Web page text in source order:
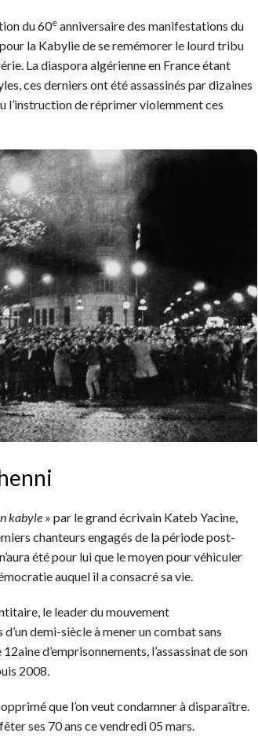
du 60e anniversaire des manifestations du
la Kabylie de se remémorer le lourd tribu
La diaspora algérienne en France étant
ces derniers ont été assassinés par dizaines
l’instruction de réprimer violemment ces
kabyle » par le grand écrivain Kateb Yacine,
chanteurs engagés de la période post-
été pour lui que le moyen pour véhiculer
auquel il a consacré sa vie.
le leader du mouvement
demi-siècle à mener un combat sans
d’emprisonnements, l’assassinat de son
2008.
que l’on veut condamner à disparaître.
ses 70 ans ce vendredi 05 mars.